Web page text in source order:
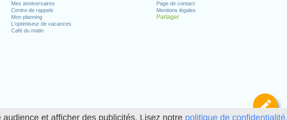
et afficher des publicités. Lisez notre politique de
Mes anniversaires
Centre de rappels
Mon planning
L'optimiseur de vacances
Café du matin
Page de contact
Mentions légales
Partager